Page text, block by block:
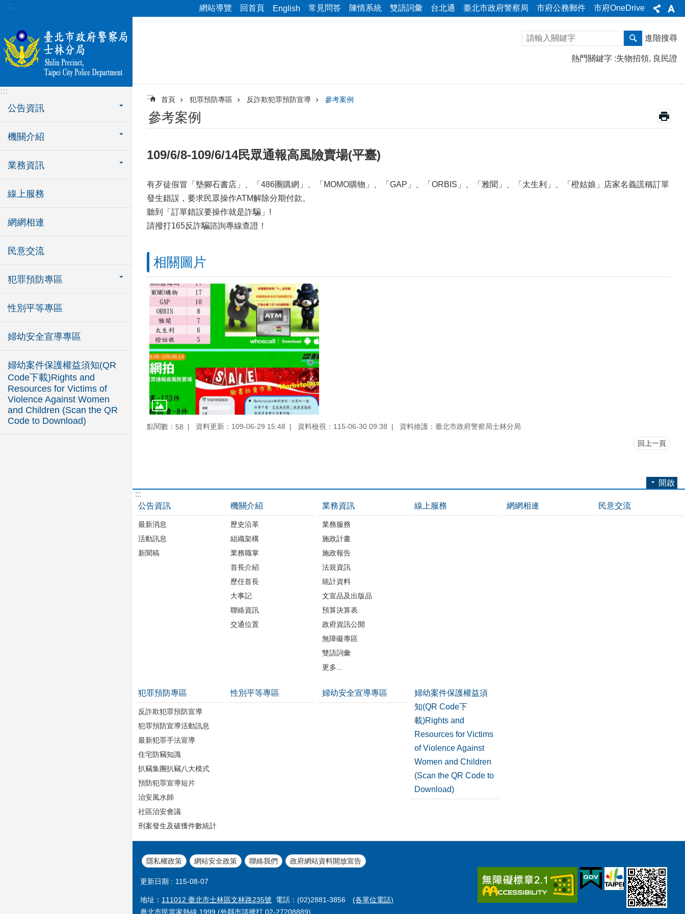
跳到主要內容區塊
::: 網站導覽 回首頁 English 常見問答 陳情系統 雙語詞彙 台北通 臺北市政府警察局 市府公務郵件 市府OneDrive
:::
公告資訊
機關介紹
業務資訊
線上服務
網網相連
民意交流
犯罪預防專區
性別平等專區
婦幼安全宣導專區
婦幼案件保護權益須知(QR
Code下載)Rights and
Resources for Victims of
Violence Against Women
and Children (Scan the QR
Code to Download)
進階搜尋
熱門關鍵字 失物招領 良民證
::: 首頁 犯罪預防專區 反詐欺犯罪預防宣導 參考案例
參考案例
109/6/8-109/6/14民眾通報高風險賣場(平臺)
有歹徒假冒「墊腳石書店」、「486團購網」、「MOMO購物」、「GAP」、「ORBIS」、「雅聞」、「太生利」、「橙姑娘」店家名義謊稱訂單
發生錯誤，要求民眾操作ATM解除分期付款。
聽到「訂單錯誤要操作就是詐騙」!
請撥打165反詐騙諮詢專線查證！
相關圖片
點閱數： 58 資料更新：109-06-29 15:48 資料檢視：115-06-30 09:38 資料維護：臺北市政府警察局士林分局
回上一頁
開啟
:::
公告資訊
最新消息
活動訊息
新聞稿
機關介紹
歷史沿革
組織架構
業務職掌
首長介紹
歷任首長
大事記
聯絡資訊
交通位置
業務資訊
業務服務
施政計畫
施政報告
法規資訊
統計資料
文宣品及出版品
預算決算表
政府資訊公開
無障礙專區
雙語詞彙
更多...
線上服務 網網相連 民意交流
犯罪預防專區
反詐欺犯罪預防宣導
犯罪預防宣導活動訊息
最新犯罪手法宣導
住宅防竊知識
扒竊集團扒竊八大模式
預防犯罪宣導短片
治安風水師
社區治安會議
刑案發生及破獲件數統計
性別平等專區 婦幼安全宣導專區
婦幼案件保護權益須
知(QR Code下
載)Rights and
Resources for Victims
of Violence Against
Women and Children
(Scan the QR Code to
Download)
隱私權政策 網站安全政策 聯絡我們 政府網站資料開放宣告
更新日期 115-08-07
地址： 111012 臺北市士林區文林路235號 電話：(02)2881-3856 (各單位電話)
臺北市民當家熱線 1999 (外縣市請撥打 02-27208889)